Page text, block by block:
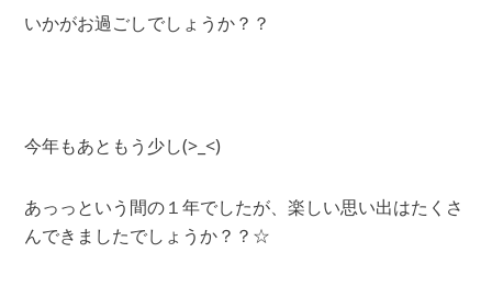
いかがお過ごしでしょうか？？
今年もあともう少し(>_<)
あっっという間の１年でしたが、楽しい思い出はたくさ
んできましたでしょうか？？☆